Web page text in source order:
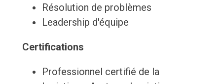
Résolution de problèmes
Leadership d'équipe
Certifications
Professionnel certifié de la